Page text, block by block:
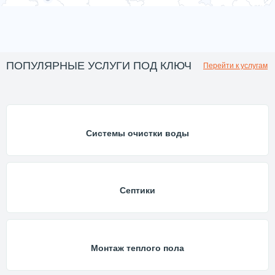
ПОПУЛЯРНЫЕ УСЛУГИ ПОД КЛЮЧ Перейти к услугам
Системы очистки воды
Септики
Монтаж теплого пола